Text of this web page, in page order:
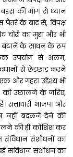
बहस की मांग से ध्यान
पैंतरे के बाद से, विपक्ष
चोरी का मुद्दा और भी
बंटाने के साधन के रूप
उपयोग से अलग,
से छेड़छाड़ करने
और गहरा उद्देश्य भी
को उछालने के जरिए,
भाजपा और
नहीं बदलने देने की
की ही कोशिश कर
संशोधनों का
संविधान संशोधन का